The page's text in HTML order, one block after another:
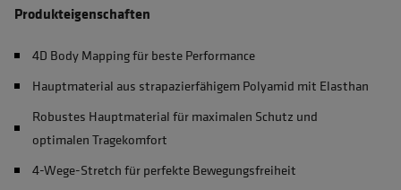
Produkteigenschaften
4D Body Mapping für beste Performance
Hauptmaterial aus strapazierfähigem Polyamid mit Elasthan
Robustes Hauptmaterial für maximalen Schutz und
optimalen Tragekomfort
4-Wege-Stretch für perfekte Bewegungsfreiheit